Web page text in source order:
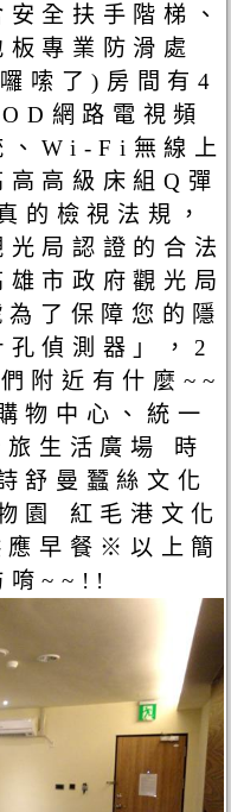
全扶手階梯、
專業防滑處
嗦了)房間有4
網路電視頻
、Wi-Fi無線上
高級床組Q彈
的檢視法規，
局認證的合法
市政府觀光局
了保障您的隱
偵測器」，2
附近有什麼~~
物中心、統一
生活廣場 時
舒曼蠶絲文化
園 紅毛港文化
早餐※以上簡
唷~~!!